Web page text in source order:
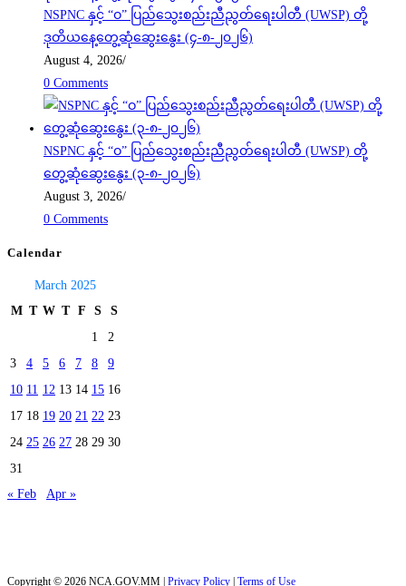
NSPNC နှင့် “ဝ” ပြည်သွေးစည်းညီညွတ်ရေးပါတီ (UWSP) တို့
ဒုတိယနေ့တွေ့ဆုံဆွေးနွေး (၄-၈-၂၀၂၆)
August 4, 2026/
0 Comments
NSPNC နှင့် “ဝ” ပြည်သွေးစည်းညီညွတ်ရေးပါတီ (UWSP) တို့
တွေ့ဆုံဆွေးနွေး (၃-၈-၂၀၂၆)
August 3, 2026/
0 Comments
Calendar
March 2025
M T W T F S
S
1
2
3
4 5 6 7 8
9
10 11 12 13 14 15 16
17 18 19 20 21 22 23
24 25 26 27 28 29 30
31
« Feb
Apr »
Copyright © 2026 NCA.GOV.MM | Privacy Policy Terms of Use